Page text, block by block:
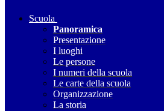
Scuola
Panoramica
Presentazione
I luoghi
Le persone
I numeri della scuola
Le carte della scuola
Organizzazione
La storia